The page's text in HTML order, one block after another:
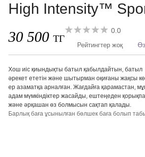
High Intensity™
30 500ТГ
0.0
Рейтингтер жоқ
Хош иіс қиындықты батыл қабылдайтын, батыл
әрекет ететін және шытырман оқиғаны жақсы
ер азаматқа арналған. Жағдайға қарамастан,
адам мүмкіндіктер жасайды, ештеңеден
және әрқашан өз болмысын сақтап қалады.
Барлық баға ұсынылған бөлшек баға болып